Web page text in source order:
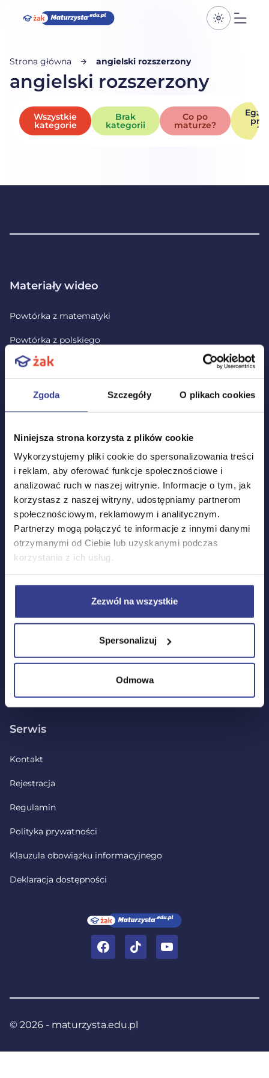
Zgoda Szczegóły O plikach cookies
Niniejsza strona korzysta z plików cookie
Wykorzystujemy pliki cookie do spersonalizowania treści
i reklam, aby oferować funkcje społecznościowe i
analizować ruch w naszej witrynie. Informacje o tym, jak
korzystasz z naszej witryny, udostępniamy partnerom
społecznościowym, reklamowym i analitycznym.
Partnerzy mogą połączyć te informacje z innymi danymi
otrzymanymi od Ciebie lub uzyskanymi podczas
korzystania z ich usług.
Zezwól na wszystkie
Spersonalizuj
Odmowa
Przełącz
Strona główna angielski rozszerzony
angielski rozszerzony
Wszystkie
kategorie
Brak
kategorii
Co po
maturze?
Materiały wideo
Powtórka z matematyki
Powtórka z polskiego
Powtórka z angielskiego
Testy i arkusze maturalne
Wszystkie testy
Testy maturalne z języka polskiego
Testy maturalne z matematyki
Wszystkie arkusze maturalne
Pakiety edukacyjne
Serwis
Kontakt
Rejestracja
Regulamin
Polityka prywatności
Klauzula obowiązku informacyjnego
Deklaracja dostępności
FacebookTikTokYouTube
© 2026 - maturzysta.edu.pl